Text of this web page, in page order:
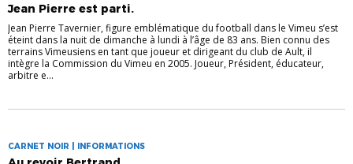
Jean Pierre est parti.
Jean Pierre Tavernier, figure emblématique du football dans le Vimeu s’est
éteint dans la nuit de dimanche à lundi à l’âge de 83 ans. Bien connu des
terrains Vimeusiens en tant que joueur et dirigeant du club de Ault, il
intègre la Commission du Vimeu en 2005. Joueur, Président, éducateur,
arbitre e...
CARNET NOIR | INFORMATIONS